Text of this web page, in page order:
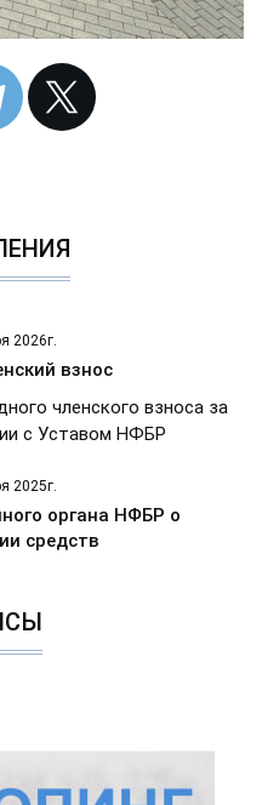
2026г.
взнос
членского взноса за
с Уставом НФБР
2025г.
органа НФБР о
средств